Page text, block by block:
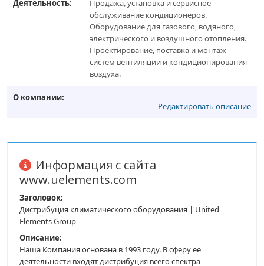
Деятельность:
Продажа, установка и сервисное
обслуживание кондиционеров.
Оборудование для газового, водяного,
электрического и воздушного отопления.
Проектирование, поставка и монтаж
систем вентиляции и кондиционирования
воздуха.
О компании:
Редактировать описание
Информация с сайта
www.uelements.com
Заголовок:
Дистрибуция климатического оборудования | United
Elements Group
Описание:
Наша Компания основана в 1993 году. В сферу ее
деятельности входят дистрибуция всего спектра